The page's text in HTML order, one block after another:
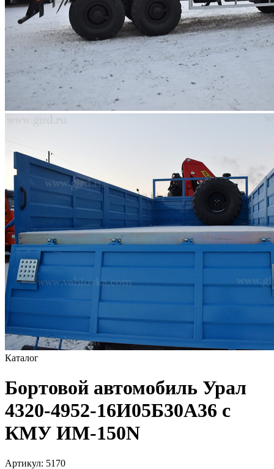
Каталог
Бортовой автомобиль Урал
4320-4952-16И05Б30А36 с
КМУ ИМ-150N
Артикул: 5170